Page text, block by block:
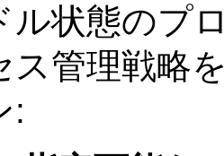
ル状態のプ
ス管理戦略
: